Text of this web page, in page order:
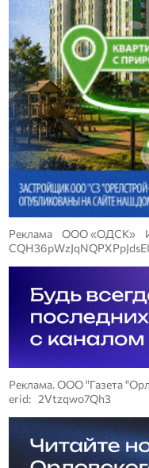
Реклама ООО «ОДСК»
Реклама. ООО "Газета
erid: 2Vtzqwo7Qh3